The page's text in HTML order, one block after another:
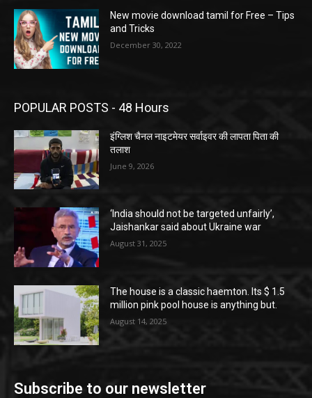
New movie download tamil for Free – Tips
and Tricks
December 30, 2022
POPULAR POSTS - 48 Hours
इंग्लिश चैनल नाइटमेयर सर्वाइवर की लापता पिता की
तलाश
June 9, 2026
‘India should not be targeted unfairly’,
Jaishankar said about Ukraine war
August 31, 2025
The house is a classic haemton. Its $ 1.5
million pink pool house is anything but.
August 14, 2025
Subscribe to our newsletter